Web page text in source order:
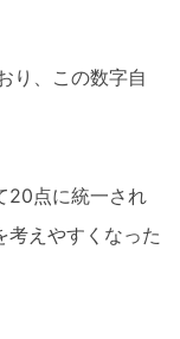
り、この数字自
20点に統一され
考えやすくなった